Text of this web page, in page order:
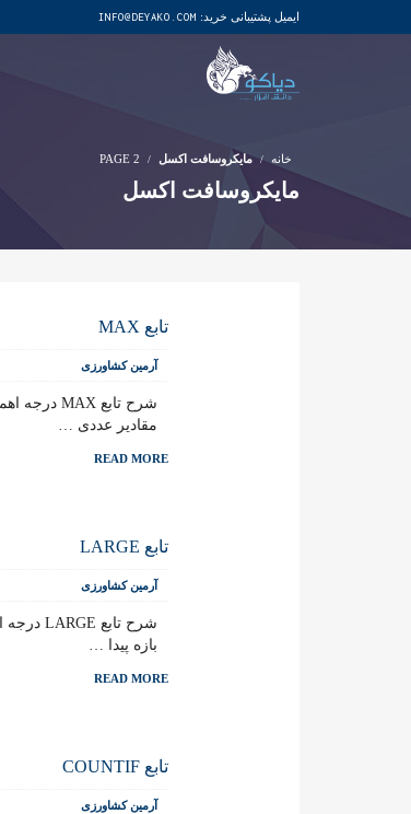
ایمیل پشتیبانی خرید: INFO@DEYAKO.COM
خانه مایکروسافت اکسل PAGE 2
مایکروسافت اکسل
تابع MAX
آرمین کشاورزی
مقادیر عددی …
READ MORE
تابع LARGE
آرمین کشاورزی
بازه پیدا …
READ MORE
تابع COUNTIF
آرمین کشاورزی